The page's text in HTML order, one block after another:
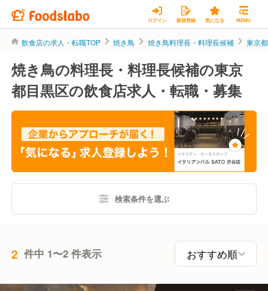
ログイン 新規登録 気になる MENU
飲食店の求人・転職TOP 焼き鳥 焼き鳥料理長・料理長候補 東京
焼き鳥の料理長・料理長候補の東京
都目黒区の飲食店求人・転職・募集
検索条件を選ぶ
2 件中 1〜2 件表示